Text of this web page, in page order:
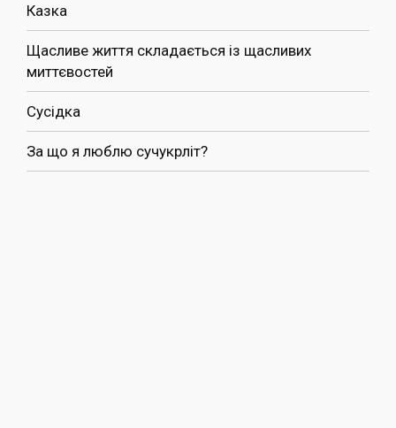
Казка
Щасливе життя складається із щасливих
миттєвостей
Сусідка
За що я люблю сучукрліт?